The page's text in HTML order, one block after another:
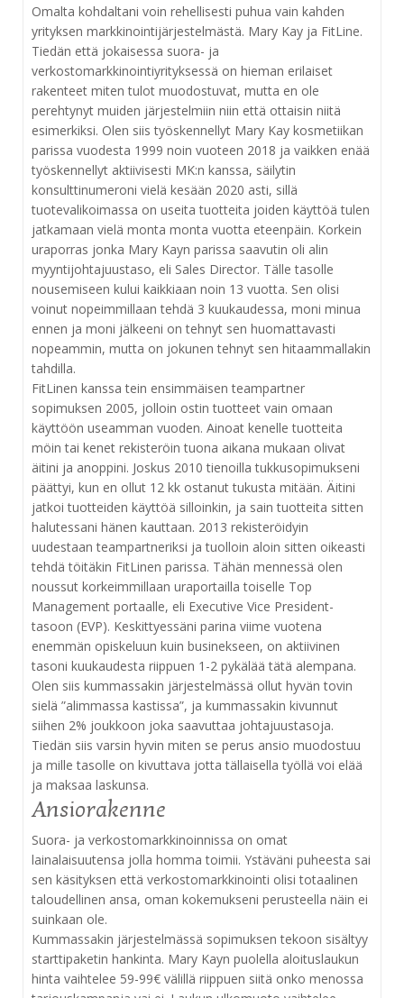
Omalta kohdaltani voin rehellisesti puhua vain kahden
yrityksen markkinointijärjestelmästä. Mary Kay ja FitLine.
Tiedän että jokaisessa suora- ja
verkostomarkkinointiyrityksessä on hieman erilaiset
rakenteet miten tulot muodostuvat, mutta en ole
perehtynyt muiden järjestelmiin niin että ottaisin niitä
esimerkiksi. Olen siis työskennellyt Mary Kay kosmetiikan
parissa vuodesta 1999 noin vuoteen 2018 ja vaikken enää
työskennellyt aktiivisesti MK:n kanssa, säilytin
konsulttinumeroni vielä kesään 2020 asti, sillä
tuotevalikoimassa on useita tuotteita joiden käyttöä tulen
jatkamaan vielä monta monta vuotta eteenpäin. Korkein
uraporras jonka Mary Kayn parissa saavutin oli alin
myyntijohtajuustaso, eli Sales Director. Tälle tasolle
nousemiseen kului kaikkiaan noin 13 vuotta. Sen olisi
voinut nopeimmillaan tehdä 3 kuukaudessa, moni minua
ennen ja moni jälkeeni on tehnyt sen huomattavasti
nopeammin, mutta on jokunen tehnyt sen hitaammallakin
tahdilla.
FitLinen kanssa tein ensimmäisen teampartner
sopimuksen 2005, jolloin ostin tuotteet vain omaan
käyttöön useamman vuoden. Ainoat kenelle tuotteita
möin tai kenet rekisteröin tuona aikana mukaan olivat
äitini ja anoppini. Joskus 2010 tienoilla tukkusopimukseni
päättyi, kun en ollut 12 kk ostanut tukusta mitään. Äitini
jatkoi tuotteiden käyttöä silloinkin, ja sain tuotteita sitten
halutessani hänen kauttaan. 2013 rekisteröidyin
uudestaan teampartneriksi ja tuolloin aloin sitten oikeasti
tehdä töitäkin FitLinen parissa. Tähän mennessä olen
noussut korkeimmillaan uraportailla toiselle Top
Management portaalle, eli Executive Vice President-
tasoon (EVP). Keskittyessäni parina viime vuotena
enemmän opiskeluun kuin businekseen, on aktiivinen
tasoni kuukaudesta riippuen 1-2 pykälää tätä alempana.
Olen siis kummassakin järjestelmässä ollut hyvän tovin
sielä ”alimmassa kastissa”, ja kummassakin kivunnut
siihen 2% joukkoon joka saavuttaa johtajuustasoja.
Tiedän siis varsin hyvin miten se perus ansio muodostuu
ja mille tasolle on kivuttava jotta tällaisella työllä voi elää
ja maksaa laskunsa.
Ansiorakenne
Suora- ja verkostomarkkinoinnissa on omat
lainalaisuutensa jolla homma toimii. Ystäväni puheesta sai
sen käsityksen että verkostomarkkinointi olisi totaalinen
taloudellinen ansa, oman kokemukseni perusteella näin ei
suinkaan ole.
Kummassakin järjestelmässä sopimuksen tekoon sisältyy
starttipaketin hankinta. Mary Kayn puolella aloituslaukun
hinta vaihtelee 59-99€ välillä riippuen siitä onko menossa